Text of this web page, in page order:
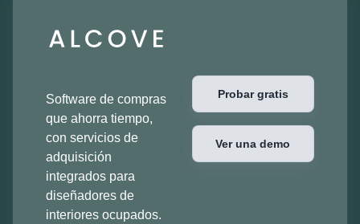
Software de compras
que ahorra tiempo,
con servicios de
adquisición
integrados para
diseñadores de
interiores ocupados.
Probar gratis
Ver una demo